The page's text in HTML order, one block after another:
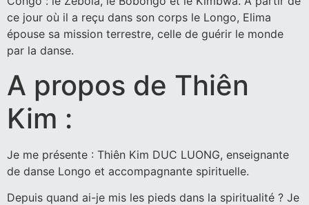
ce jour où il a reçu dans son corps le Longo, Elima
épouse sa mission terrestre, celle de guérir le monde
par la danse.
A propos de Thiên
Kim :
Je me présente : Thiên Kim DUC LUONG, enseignante
de danse Longo et accompagnante spirituelle.
Depuis quand ai-je mis les pieds dans la spiritualité ? Je